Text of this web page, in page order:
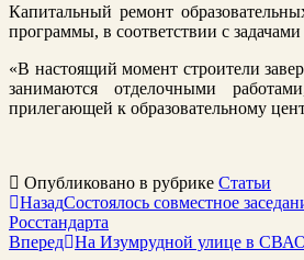
Капитальный ремонт
программы, в соответствии с
«В настоящий момент строители
занимаются отделочными
прилегающей к образовательному
Опубликовано в рубрике Статьи
НазадСостоялось совместное
Росстандарта
Вперед На Изумрудной улице в СВАО